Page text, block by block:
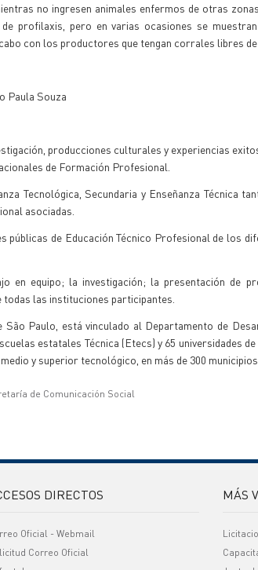
no ingresen animales enfermos de otras
profilaxis, pero en varias ocasiones se
con los productores que tengan corrales libres
Paula Souza
producciones culturales y experiencias
de Formación Profesional.
Tecnológica, Secundaria y Enseñanza Técnica
asociadas.
públicas de Educación Técnico Profesional de los
en equipo; la investigación; la presentación de
las instituciones participantes.
Paulo, está vinculado al Departamento de
estatales Técnica (Etecs) y 65 universidades
y superior tecnológico, en más de 300
de Comunicación Social
DIRECTOS
Oficial - Webmail
Correo Oficial
MÁS